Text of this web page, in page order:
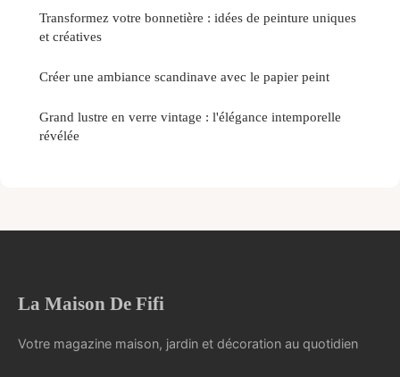
Transformez votre bonnetière : idées de peinture uniques
et créatives
Créer une ambiance scandinave avec le papier peint
Grand lustre en verre vintage : l'élégance intemporelle
révélée
La Maison De Fifi
Votre magazine maison, jardin et décoration au quotidien